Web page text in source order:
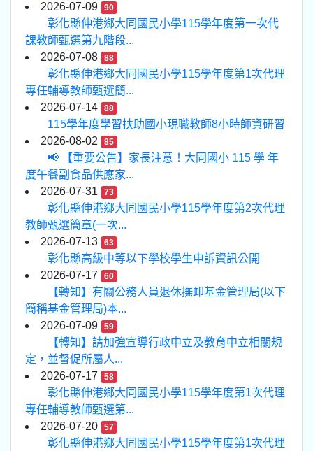
2026-07-09
90
彰化縣伸港鄉大同國民小學115學年度第一次代
課教師甄選第九階段...
2026-07-08
88
彰化縣伸港鄉大同國民小學115學年度第1次代理
專任輔導教師甄選簡...
2026-07-14
88
115學年度學習扶助國小現職教師8小時師資研習
2026-08-02
85
📢 【重要公告】家長注意！大同國小 115 學 年
度午餐副食品供應家...
2026-07-31
73
彰化縣伸港鄉大同國民小學115學年度第2次代理
教師甄選簡章(一次...
2026-07-13
63
彰化縣高級中等以下學校學生申訴資訊公開
2026-07-17
60
【轉知】有關公務人員退休撫卹基金管理局(以下
簡稱基金管理局)本...
2026-07-09
59
【轉知】請加強宣導行政中立及教育中立相關規
定，並督促所屬人...
2026-07-17
58
彰化縣伸港鄉大同國民小學115學年度第1次代理
專任輔導教師甄選第...
2026-07-20
57
彰化縣伸港鄉大同國民小學115學年度第1次代理